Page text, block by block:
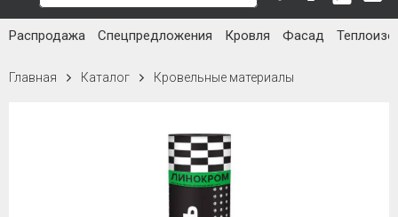
Распродажа Спецпредложения Кровля Фасад
Главная Каталог Кровельные материалы